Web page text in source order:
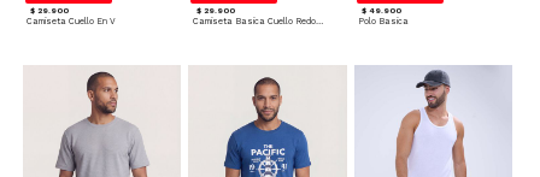
$ 29.900
Camiseta Cuello En V
$ 29.900
Camiseta Basica Cuello Redondo
$ 49.900
Polo Basica